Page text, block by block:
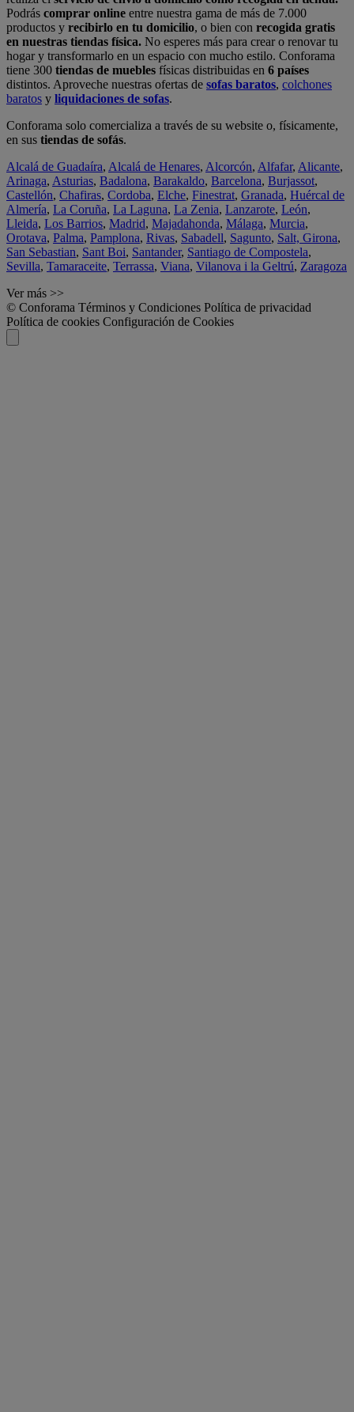
Podrás comprar online entre nuestra gama de más de 7.000
productos y recibirlo en tu domicilio, o bien con recogida gratis
en nuestras tiendas física. No esperes más para crear o renovar tu
hogar y transformarlo en un espacio con mucho estilo. Conforama
tiene 300 tiendas de muebles físicas distribuidas en 6 países
distintos. Aproveche nuestras ofertas de sofas baratos, colchones
baratos y liquidaciones de sofas.
Conforama solo comercializa a través de su website o, físicamente,
en sus tiendas de sofás.
Alcalá de Guadaíra, Alcalá de Henares, Alcorcón, Alfafar, Alicante,
Arinaga, Asturias, Badalona, Barakaldo, Barcelona, Burjassot,
Castellón, Chafiras, Cordoba, Elche, Finestrat, Granada, Huércal de
Almería, La Coruña, La Laguna, La Zenia, Lanzarote, León,
Lleida, Los Barrios, Madrid, Majadahonda, Málaga, Murcia,
Orotava, Palma, Pamplona, Rivas, Sabadell, Sagunto, Salt, Girona,
San Sebastian, Sant Boi, Santander, Santiago de Compostela,
Sevilla, Tamaraceite, Terrassa, Viana, Vilanova i la Geltrú, Zaragoza
Ver más >>
© Conforama Términos y Condiciones Política de privacidad
Política de cookies Configuración de Cookies